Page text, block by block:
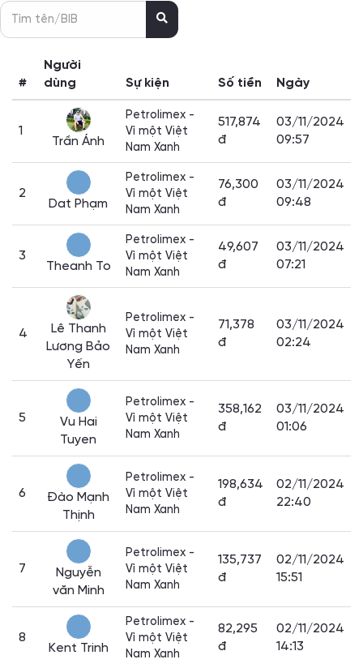
#
Người
dùng
Sự kiện Số tiền Ngày
1
Trần Ánh
Petrolimex -
Vì một Việt
Nam Xanh
517,874
đ
03/11/2024
09:57
2
Dat Phạm
Petrolimex -
Vì một Việt
Nam Xanh
76,300
đ
03/11/2024
09:48
3
Theanh To
Petrolimex -
Vì một Việt
Nam Xanh
49,607
đ
03/11/2024
07:21
4
Lê Thanh
Lương Bảo
Yến
Petrolimex -
Vì một Việt
Nam Xanh
71,378
đ
03/11/2024
02:24
5
Vu Hai
Tuyen
Petrolimex -
Vì một Việt
Nam Xanh
358,162
đ
03/11/2024
01:06
6
Đào Mạnh
Thịnh
Petrolimex -
Vì một Việt
Nam Xanh
198,634
đ
02/11/2024
22:40
7
Nguyễn
văn Minh
Petrolimex -
Vì một Việt
Nam Xanh
135,737
đ
02/11/2024
15:51
8
Kent Trinh
Petrolimex -
Vì một Việt
Nam Xanh
82,295
đ
02/11/2024
14:13